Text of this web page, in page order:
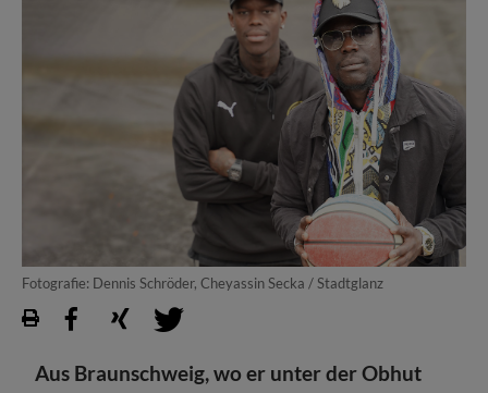
Fotografie: Dennis Schröder, Cheyassin Secka / Stadtglanz
Aus Braunschweig, wo er unter der Obhut